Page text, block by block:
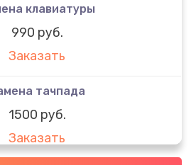
клавиатуры
990 руб.
Заказать
тачпада
1500 руб.
Заказать